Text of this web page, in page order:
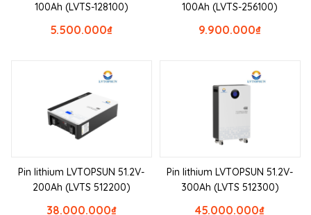
100Ah (LVTS-128100)
₫
5.500.000
100Ah (LVTS-256100)
₫
9.900.000
Pin lithium LVTOPSUN 51.2V-
200Ah (LVTS 512200)
₫
38.000.000
Pin lithium LVTOPSUN 51.2V-
300Ah (LVTS 512300)
₫
45.000.000